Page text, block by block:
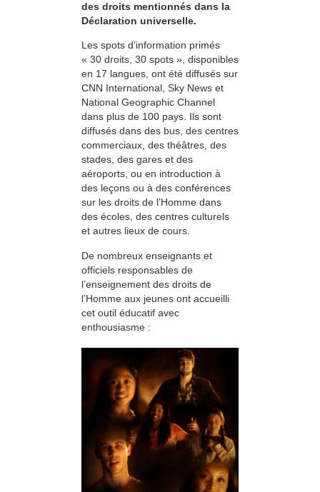
des droits mentionnés dans la
Déclaration universelle.
Les spots d’information primés
« 30 droits, 30 spots », disponibles
en 17 langues, ont été diffusés sur
CNN International, Sky News et
National Geographic Channel
dans plus de 100 pays. Ils sont
diffusés dans des bus, des centres
commerciaux, des théâtres, des
stades, des gares et des
aéroports, ou en introduction à
des leçons ou à des conférences
sur les droits de l’Homme dans
des écoles, des centres culturels
et autres lieux de cours.
De nombreux enseignants et
officiels responsables de
l’enseignement des droits de
l’Homme aux jeunes ont accueilli
cet outil éducatif avec
enthousiasme :